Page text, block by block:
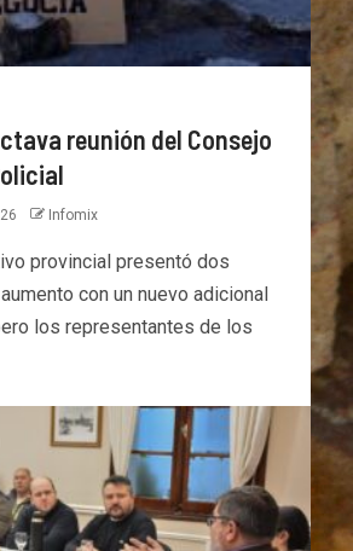
reunión del Consejo
Infomix
provincial presentó dos
con un nuevo adicional
los representantes de los